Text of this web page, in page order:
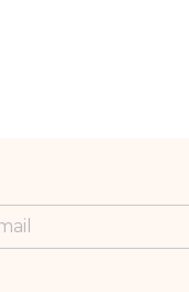
ipsum